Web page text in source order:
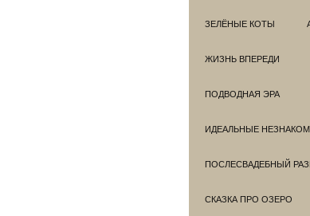
ЗЕЛЁНЫЕ КОТЫ
ЖИЗНЬ ВПЕРЕДИ
ПОДВОДНАЯ ЭРА
ИДЕАЛЬНЫЕ
ПОСЛЕСВАДЕБНЫЙ
СКАЗКА ПРО ОЗЕРО